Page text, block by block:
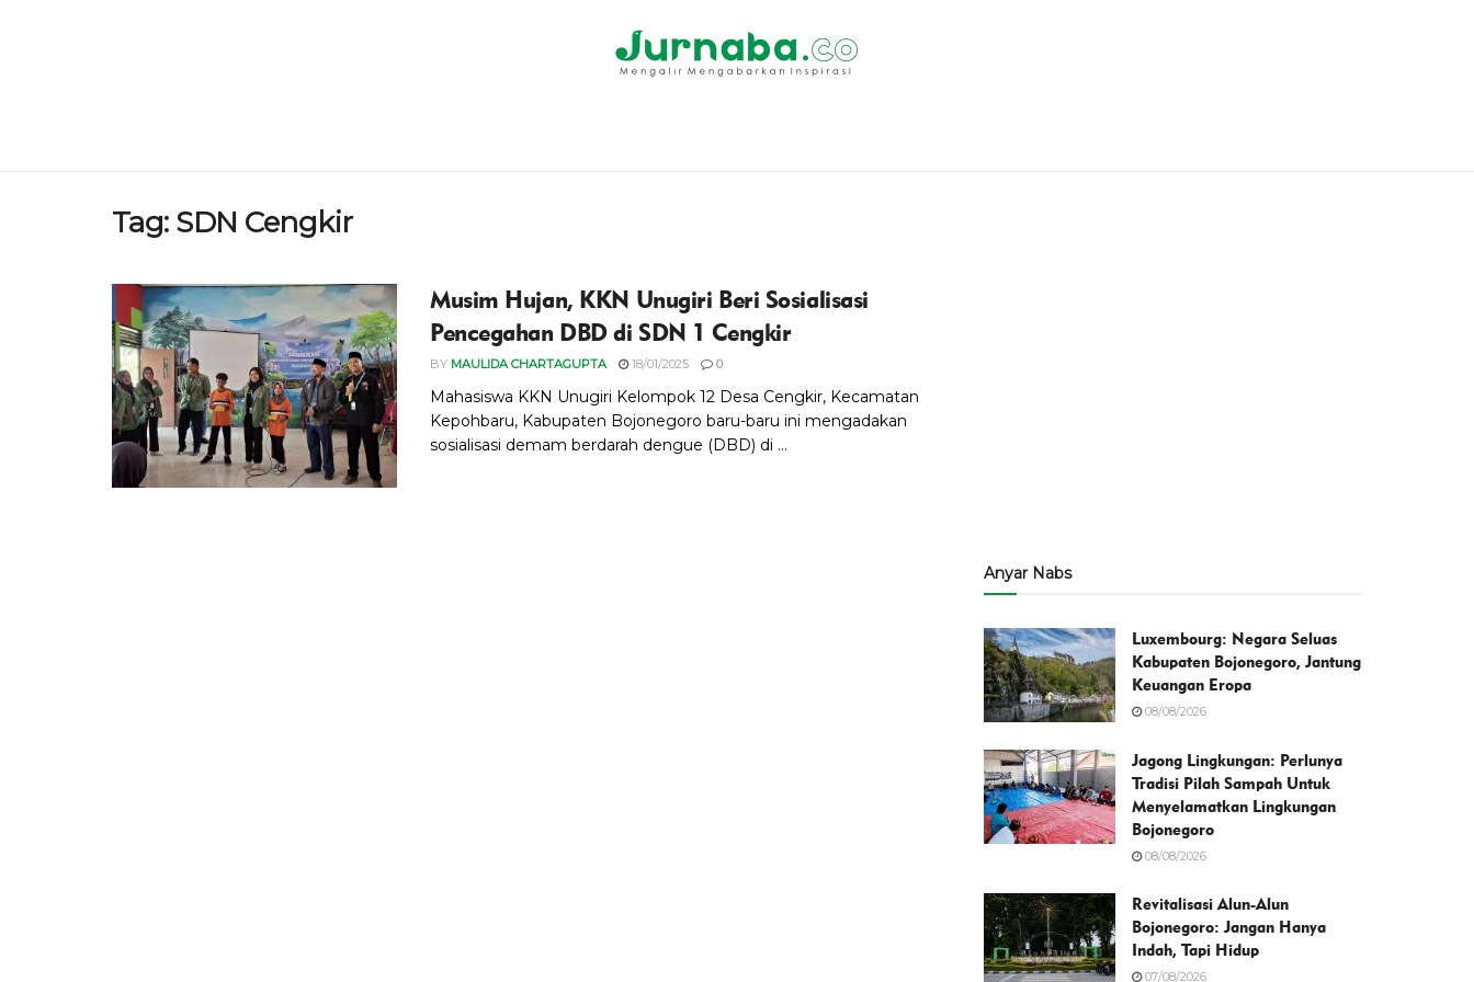
Tag: SDN Cengkir
Musim Hujan, KKN Unugiri Beri Sosialisasi
Pencegahan DBD di SDN 1 Cengkir
BY MAULIDA CHARTAGUPTA 18/01/2025 0
Mahasiswa KKN Unugiri Kelompok 12 Desa Cengkir, Kecamatan
Kepohbaru, Kabupaten Bojonegoro baru-baru ini mengadakan
sosialisasi demam berdarah dengue (DBD) di ...
Anyar Nabs
Luxembourg: Negara Seluas
Kabupaten Bojonegoro, Jantung
Keuangan Eropa
08/08/2026
Jagong Lingkungan: Perlunya
Tradisi Pilah Sampah Untuk
Menyelamatkan Lingkungan
Bojonegoro
08/08/2026
Revitalisasi Alun-Alun
Bojonegoro: Jangan Hanya
Indah, Tapi Hidup
07/08/2026